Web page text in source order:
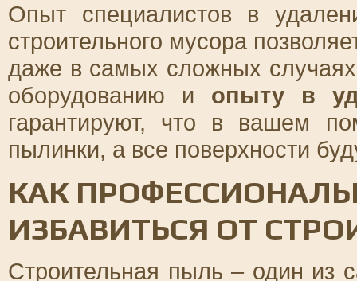
Опыт специалистов в
строительного мусора
даже в самых сложных
оборудованию и опыту в
гарантируют, что в вашем
пылинки, а все поверхности
КАК
ИЗБАВИТЬСЯ ОТ
Строительная пыль – один из